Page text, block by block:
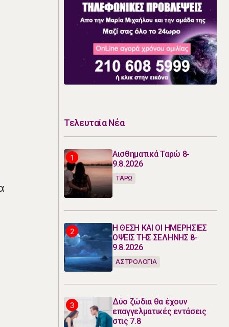
Τελευταία Νέα
Αισθηματικά Ταρώ 8-
9.8.2026
ΤΑΡΩ
Η ΘΕΣΗ ΚΑΙ ΟΙ ΗΜΕΡΗΣΙΕΣ
ΟΨΕΙΣ ΤΗΣ ΣΕΛΗΝΗΣ 8-
9.8.2026
ΑΣΤΡΟΛΟΓΙΑ
Δύο ζώδια θα έχουν
επαγγελματικές εντάσεις
στις 7.8